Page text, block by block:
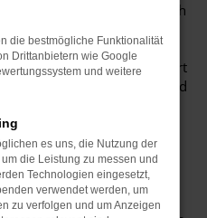
passt perfekt nach Korbach
Fahrzeug für Sie. Der
dass sowohl der
souverän gemeistert
Ausstattung und
der Motorisierung. Wir
den Škoda Kamiq
als EU-Import sowie als
haben Sie die
komplett selbst, mit
unterwegs sind. Wir
die bestmögliche Funktionalität
Drittanbietern wie Google
und weitere
es uns, die Nutzung der
die Leistung zu messen und
Technologien eingesetzt,
verwendet werden, um
zu verfolgen und um Anzeigen